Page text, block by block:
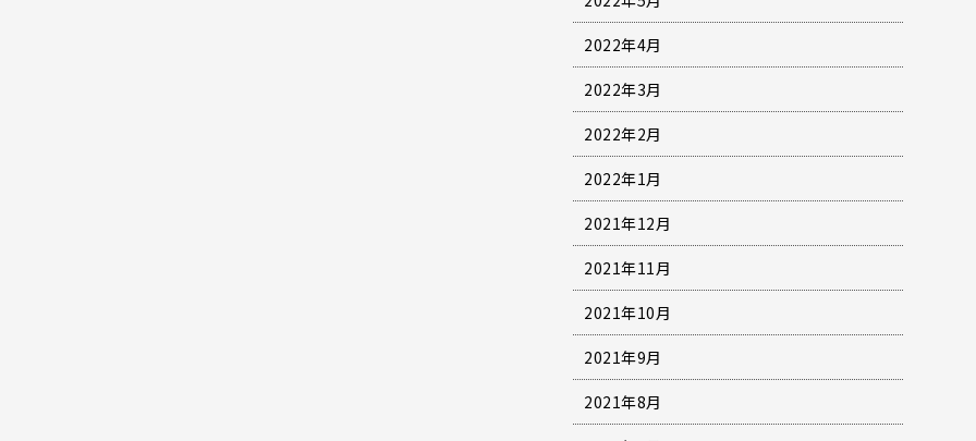
2022年4月
2022年3月
2022年2月
2022年1月
2021年12月
2021年11月
2021年10月
2021年9月
2021年8月